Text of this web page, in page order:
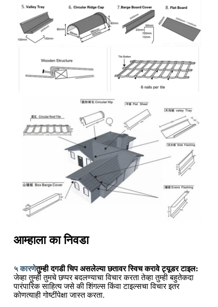
आम्हाला का निवडा
५ कारणेतुम्ही दगडी चिप असलेल्या छतावर स्विच करावे ट्यूडर टाइल:
जेव्हा तुम्ही तुमचे छप्पर बदलण्याचा विचार करता तेव्हा तुम्ही बहुतेकदा
पारंपारिक साहित्य जसे की शिंगल्स किंवा टाइल्सचा विचार इतर
कोणत्याही गोष्टींपेक्षा जास्त करता.